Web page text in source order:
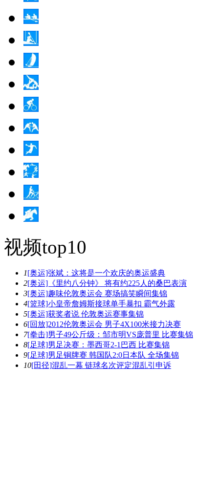
视频top10
1[奥运]张斌：这将是一个欢庆的奥运盛典
2[奥运]《里约八分钟》 将有约225人的桑巴表演
3[奥运]趣味伦敦奥运会 赛场搞笑瞬间集锦
4[篮球]小皇帝詹姆斯接球单手暴扣 霸气外露
5[奥运]获奖者说 伦敦奥运赛事集锦
6[回放]2012伦敦奥运会 男子4X100米接力决赛
7[拳击]男子49公斤级：邹市明VS庞普里 比赛集锦
8[足球]男足决赛：墨西哥2-1巴西 比赛集锦
9[足球]男足铜牌赛 韩国队2:0日本队 全场集锦
10[田径]混乱一幕 链球名次评定混乱引申诉